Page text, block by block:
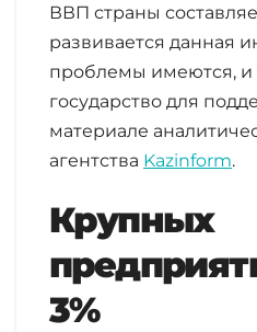
ВВП страны
развивается данная
проблемы имеются, и
государство для
материале
агентства Kazinform.
Крупных
3%